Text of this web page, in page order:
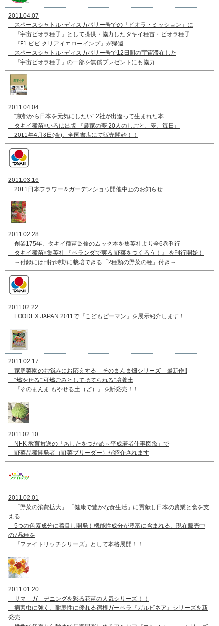
2011.04.07
スペースシャトル･ディスカバリー号での「ビオラ・ミッション」に
『宇宙ビオラ種子』として提供・協力したタキイ種苗・ビオラ種子
『F1 ビビ クリアイエローインプ』が帰還
スペースシャトル･ディスカバリー号で12日間の宇宙滞在した
『宇宙ビオラ種子』の一部を無償プレゼントにも協力
2011.04.04
“京都から日本を元気にしたい” 2社が出逢って生まれた本
タキイ種苗×いろは出版 『農家の夢 20人のしごと、夢、毎日』
2011年4月8日(金)、全国書店にて販売開始！！
2011.03.16
2011日本フラワー＆ガーデンショウ開催中止のお知らせ
2011.02.28
創業175年、タキイ種苗監修のムック本を集英社より全6巻刊行
タキイ種苗×集英社 『ベランダで実る 野菜をつくろう！』 を刊行開始！
～付録には刊行時期に栽培できる「2種類の野菜の種」付き～
2011.02.22
FOODEX JAPAN 2011で『こどもピーマン』を展示紹介します！
2011.02.17
家庭菜園のお悩みにお応えする「そのまんま畑シリーズ」最新作!!
“燃やせる”“可燃ごみとして捨てられる”培養土
『そのまんま もやせる土（ど）』を新発売！！
2011.02.10
NHK 教育放送の「あしたをつかめ～平成若者仕事図鑑」で
野菜品種開発者（野菜ブリーダー）が紹介されます
2011.02.01
「野菜の消費拡大」 「健康で豊かな食生活」に貢献し日本の農業と食を支
える
5つの色素成分に着目し開発！機能性成分が豊富に含まれる、現在販売中
の7品種を
『ファイトリッチシリーズ』として本格展開！！
2011.01.20
サマ－ガ－デニングを彩る花苗の人気シリーズ！！
病害虫に強く、耐寒性に優れる宿根ガーベラ『ガルビネア』シリーズを新
発売